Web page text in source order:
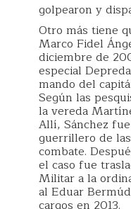
golpearon y
Otro más tiene
Marco Fidel
diciembre de
especial
mando del
Según las
la vereda
Allí, Sánchez
guerrillero de
combate.
el caso fue
Militar a la
al Eduar